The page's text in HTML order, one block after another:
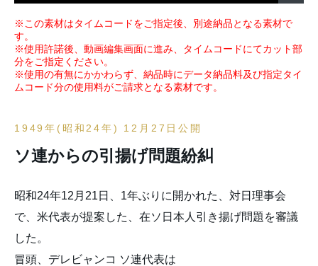
※この素材はタイムコードをご指定後、別途納品となる素材で
す。
※使用許諾後、動画編集画面に進み、タイムコードにてカット部
分をご指定ください。
※使用の有無にかかわらず、納品時にデータ納品料及び指定タイ
ムコード分の使用料がご請求となる素材です。
1949年(昭和24年) 12月27日公開
ソ連からの引揚げ問題紛糾
昭和24年12月21日、1年ぶりに開かれた、対日理事会
で、米代表が提案した、在ソ日本人引き揚げ問題を審議
した。
冒頭、デレビャンコ ソ連代表は